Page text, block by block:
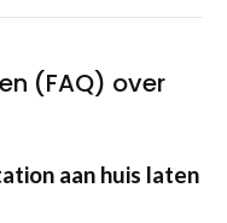
(FAQ) over
aan huis laten